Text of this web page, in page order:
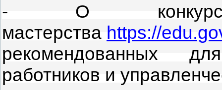
- О конкурсах
мастерства https://
рекомендованных
работников и